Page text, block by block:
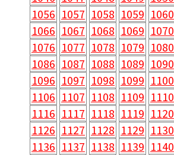
1056 1057 1058 1059 1060
1066 1067 1068 1069 1070
1076 1077 1078 1079 1080
1086 1087 1088 1089 1090
1096 1097 1098 1099 1100
1106 1107 1108 1109 1110
1116 1117 1118 1119 1120
1126 1127 1128 1129 1130
1136 1137 1138 1139 1140